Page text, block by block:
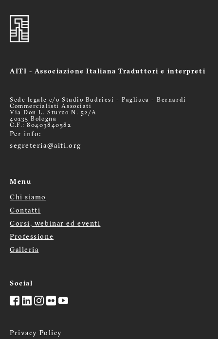
AITI - Associazione Italiana Traduttori e interpreti
Sede legale c/o Studio Budriesi - Pagliuca - Bernardi
Commercialisti Associati
Via Don L. Sturzo N. 52/A
40135 Bologna
C.F.: 80403840582
Per info:
segreteria@aiti.org
Menu
Menù
footer
Chi siamo
Contatti
Corsi, webinar ed eventi
Professione
Galleria
Social
Privacy Policy